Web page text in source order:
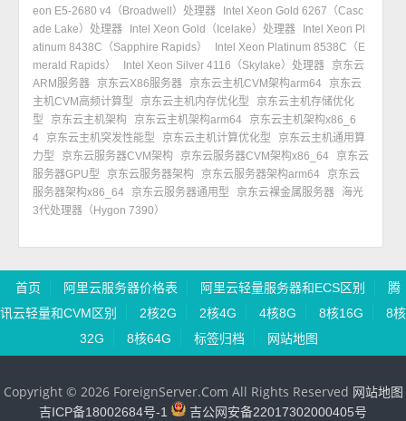
eon E5-2680 v4（Broadwell）处理器
Intel Xeon Gold 6267（Casc
ade Lake）处理器
Intel Xeon Gold（Icelake）处理器
Intel Xeon Pl
atinum 8438C（Sapphire Rapids）
Intel Xeon Platinum 8538C（E
merald Rapids）
Intel Xeon Silver 4116（Skylake）处理器
京东云
ARM服务器
京东云X86服务器 京东云主机CVM架构arm64
京东云
主机CVM高频计算型
京东云主机内存优化型
京东云主机存储优化
型
京东云主机架构 京东云主机架构arm64
京东云主机架构x86_6
4
京东云主机突发性能型 京东云主机计算优化型
京东云主机通用算
力型
京东云服务器CVM架构 京东云服务器CVM架构x86_64
京东云
服务器GPU型
京东云服务器架构 京东云服务器架构arm64
京东云
服务器架构x86_64
京东云服务器通用型 京东云裸金属服务器
海光
3代处理器（Hygon 7390）
首页 阿里云服务器价格表 阿里云轻量服务器和ECS区别
腾
讯云轻量和CVM区别
2核2G 2核4G 4核8G 8核16G
8核
32G
8核64G 标签归档 网站地图
Copyright © 2026 ForeignServer.Com All Rights Reserved 网站地图
吉ICP备18002684号-1
吉公网安备22017302000405号